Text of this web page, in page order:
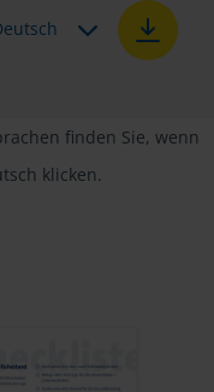
finden Sie, wenn
klicken.